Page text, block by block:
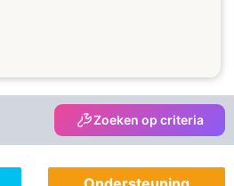
Zoeken op criteria